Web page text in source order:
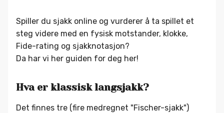
Spiller du sjakk online og vurderer å ta spillet et
steg videre med en fysisk motstander, klokke,
Fide-rating og sjakknotasjon?
Da har vi her guiden for deg her!
Hva er klassisk langsjakk?
Det finnes tre (fire medregnet "Fischer-sjakk")